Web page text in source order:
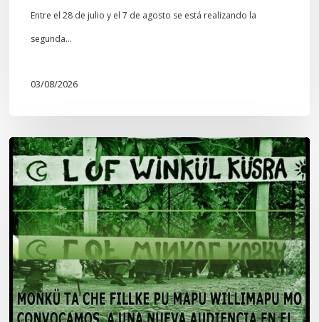
Entre el 28 de julio y el 7 de agosto se está realizando la
segunda…
03/08/2026
Lof
Winkül
Küsra
convoca
a
apoyar
audiencia
en